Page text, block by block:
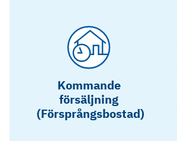
Kommande
försäljning
(Försprångsbostad)